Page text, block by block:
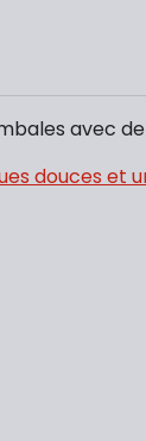
avec
douces et